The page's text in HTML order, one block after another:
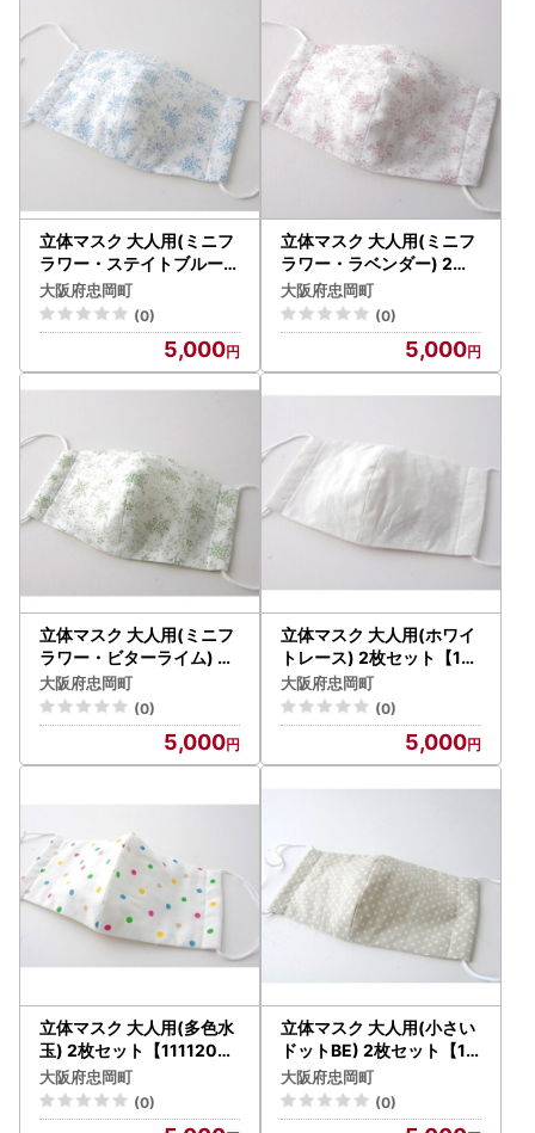
立体マスク 大人用(ミニフ
ラワー・ステイトブルー)
2枚セット【1111199】
大阪府忠岡町
(0)
5,000
立体マスク 大人用(ミニフ
ラワー・ラベンダー) 2枚
セット【1111200】
大阪府忠岡町
(0)
5,000
立体マスク 大人用(ミニフ
ラワー・ビターライム) 2
枚セット【1111201】
大阪府忠岡町
(0)
5,000
立体マスク 大人用(ホワイ
トレース) 2枚セット【111
1202】
大阪府忠岡町
(0)
5,000
立体マスク 大人用(多色水
玉) 2枚セット【1111203
】
大阪府忠岡町
(0)
立体マスク 大人用(小さい
ドットBE) 2枚セット【11
11204】
大阪府忠岡町
(0)